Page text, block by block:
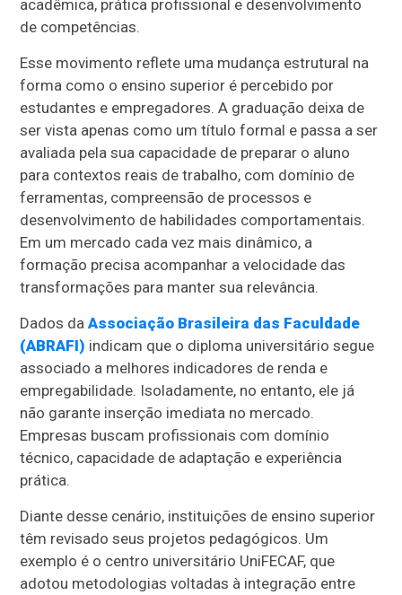
acadêmica, prática profissional e desenvolvimento
de competências.
Esse movimento reflete uma mudança estrutural na
forma como o ensino superior é percebido por
estudantes e empregadores. A graduação deixa de
ser vista apenas como um título formal e passa a ser
avaliada pela sua capacidade de preparar o aluno
para contextos reais de trabalho, com domínio de
ferramentas, compreensão de processos e
desenvolvimento de habilidades comportamentais.
Em um mercado cada vez mais dinâmico, a
formação precisa acompanhar a velocidade das
transformações para manter sua relevância.
Dados daAssociação Brasileira das Faculdade
(ABRAFI) indicam que o diploma universitário segue
associado a melhores indicadores de renda e
empregabilidade. Isoladamente, no entanto, ele já
não garante inserção imediata no mercado.
Empresas buscam profissionais com domínio
técnico, capacidade de adaptação e experiência
prática.
Diante desse cenário, instituições de ensino superior
têm revisado seus projetos pedagógicos. Um
exemplo é o centro universitário UniFECAF, que
adotou metodologias voltadas à integração entre